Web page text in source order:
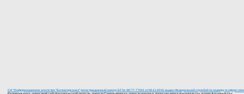
СИ "Информационное агентство "Беломорканал" регистрационный номер ЭЛ № ФС77-77001 от 08.11.2019, выдан Федеральной службой по надзору в сфере